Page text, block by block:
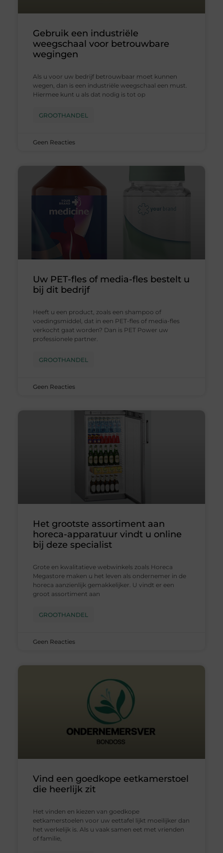
Gebruik een industriële
weegschaal voor betrouwbare
wegingen
Als u voor uw bedrijf betrouwbaar moet kunnen
wegen, dan is een industriële weegschaal een must.
Hiermee kunt u als dat nodig is tot op
GROOTHANDEL
Geen Reacties
Uw PET-fles of media-fles bestelt u
bij dit bedrijf
Heeft u een product, zoals een shampoo of
voedingsmiddel, dat in een PET-fles of media-fles
verkocht gaat worden? Dan is PET Power uw
professionele partner.
GROOTHANDEL
Geen Reacties
Het grootste assortiment aan
horeca-apparatuur vindt u online
bij deze specialist
Grote en kwalitatieve webwinkels zoals Horeca
Megastore maken u het leven als ondernemer in de
horeca aanzienlijk gemakkelijker. U vindt er een
groot assortiment aan
GROOTHANDEL
Geen Reacties
Vind een goedkope eetkamerstoel
die heerlijk zit
Het vinden en kiezen van goedkope
eetkamerstoelen voor uw eettafel lijkt moeilijker dan
het werkelijk is. Als u vaak samen eet met vrienden
of familie,